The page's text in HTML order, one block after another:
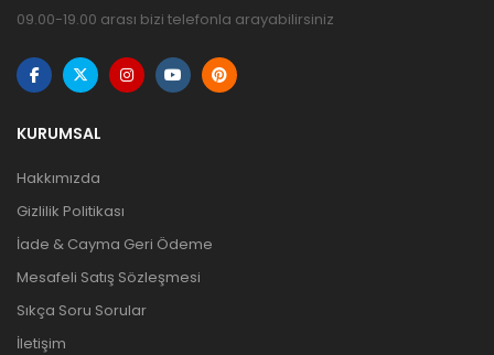
09.00-19.00 arası bizi telefonla arayabilirsiniz
KURUMSAL
Hakkımızda
Gizlilik Politikası
İade & Cayma Geri Ödeme
Mesafeli Satış Sözleşmesi
Sıkça Soru Sorular
İletişim